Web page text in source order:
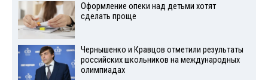
Оформление опеки над детьми хотят
сделать проще
Чернышенко и Кравцов отметили результаты
российских школьников на международных
олимпиадах